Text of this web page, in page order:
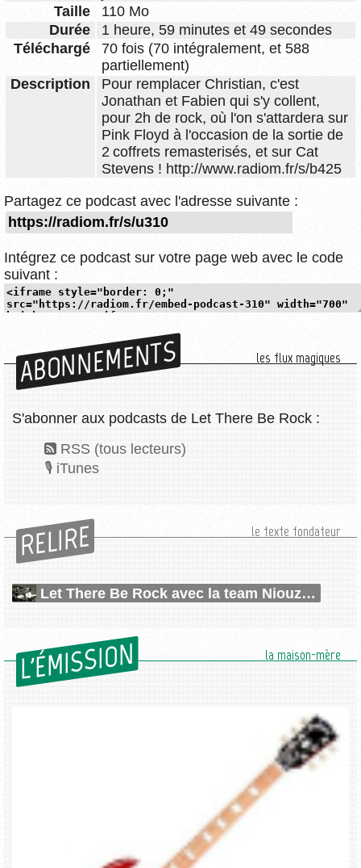
Taille
110 Mo
Durée
1 heure, 59 minutes et 49 secondes
Téléchargé
70 fois (70 intégralement, et 588
partiellement)
Description
Pour remplacer Christian, c'est
Jonathan et Fabien qui s'y collent,
pour 2h de rock, où l'on s'attardera sur
Pink Floyd à l'occasion de la sortie de
2 coffrets remasterisés, et sur Cat
Stevens ! http://www.radiom.fr/s/b425
Partagez ce podcast avec l'adresse suivante :
Intégrez ce podcast sur votre page web avec le code
suivant :
ABONNEMENTS les flux magiques
S'abonner aux podcasts de Let There Be Rock :
RSS (tous lecteurs)
iTunes
RELIRE le texte fondateur
Let There Be Rock avec la team Niouzes !
L'ÉMISSION la maison-mère